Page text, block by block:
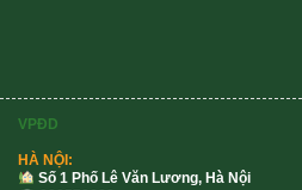
VPĐD
HÀ NỘI:
Số 1 Phố Lê Văn Lương, Hà Nội